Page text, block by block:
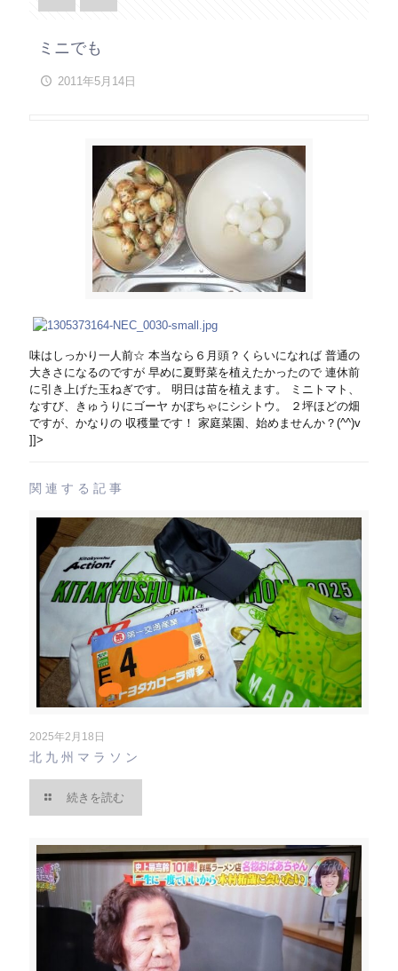
ミニでも
2011年5月14日
味はしっかり一人前☆ 本当なら６月頭？くらいになれば 普通の
大きさになるのですが 早めに夏野菜を植えたかったので 連休前
に引き上げた玉ねぎです。 明日は苗を植えます。 ミニトマト、
なすび、きゅうりにゴーヤ かぼちゃにシシトウ。 ２坪ほどの畑
ですが、かなりの 収穫量です！ 家庭菜園、始めませんか？(^^)v
]]>
関連する記事
2025年2月18日
北九州マラソン
続きを読む